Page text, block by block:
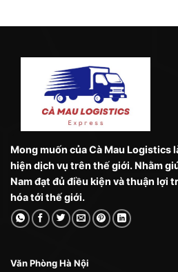
Mong muốn của Cà Mau Logistics
hiện dịch vụ trên thế giới. Nhằm
Nam đạt đủ điều kiện và thuận lợi
hóa tới thế giới.
Văn Phòng Hà Nội